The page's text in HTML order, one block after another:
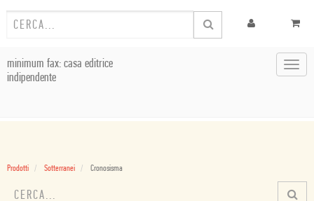
minimum fax: casa editrice
indipendente
Prodotti Sotterranei Cronosisma